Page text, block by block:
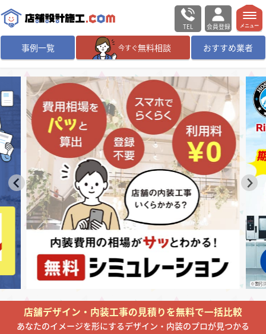
TEL 会員登録
事例一覧 今すぐ無料相談 おすすめ業者
ログイン／会員登録
デザイン設計・施工業者を探す
店舗・商業施設の 施工事例を探す
マッチング案件一覧
店舗設計施工.comとは
内装の費用相場シミュレーター
掲載希望のデザイン設計・施工会社様へ
店舗開業・改装をご検討中の方へ
メニュー
店舗デザイン・内装工事の見積りを無料で一括比較
あなたのイメージを形にするデザイン・内装のプロが見つかる